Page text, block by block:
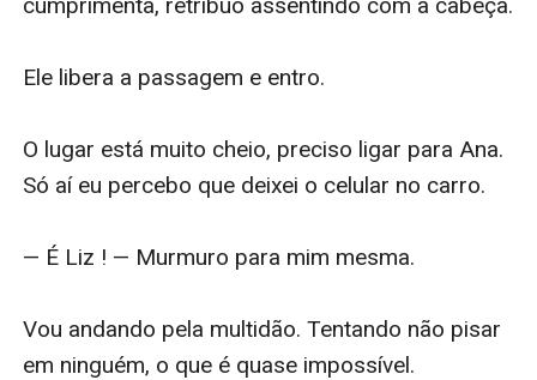
Ele libera a passagem e entro.
O lugar está muito cheio, preciso ligar para Ana.
Só aí eu percebo que deixei o celular no carro.
— É Liz ! — Murmuro para mim mesma.
Vou andando pela multidão. Tentando não pisar
em ninguém, o que é quase impossível.